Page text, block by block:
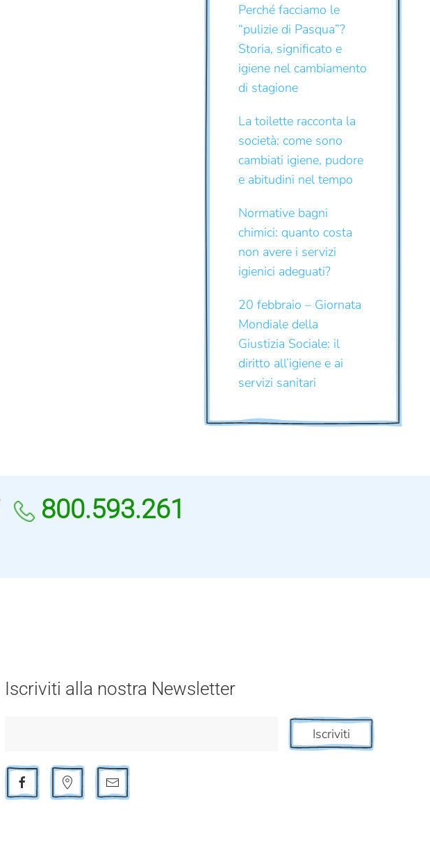
Perché facciamo le
“pulizie di Pasqua”?
Storia, significato e
igiene nel cambiamento
di stagione
La toilette racconta la
società: come sono
cambiati igiene, pudore
e abitudini nel tempo
Normative bagni
chimici: quanto costa
non avere i servizi
igienici adeguati?
20 febbraio – Giornata
Mondiale della
Giustizia Sociale: il
diritto all’igiene e ai
servizi sanitari
800.593.261
Iscriviti alla nostra Newsletter
Iscriviti